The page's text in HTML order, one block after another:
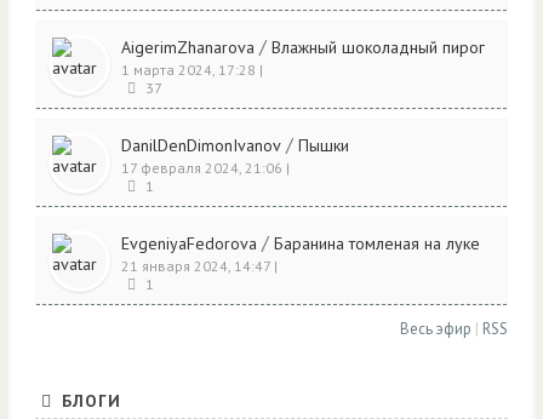
AigerimZhanarova / Влажный шоколадный пирог
1 марта 2024, 17:28 |
37
DanilDenDimonIvanov / Пышки
17 февраля 2024, 21:06 |
1
EvgeniyaFedorova / Баранина томленая на луке
21 января 2024, 14:47 |
1
Весь эфир | RSS
БЛОГИ